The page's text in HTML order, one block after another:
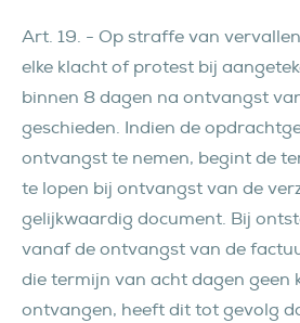
Art. 19. - Op straffe van
elke klacht of protest bij
binnen 8 dagen na ontvangst
geschieden. Indien de
ontvangst te nemen, begint de
te lopen bij ontvangst van de
gelijkwaardig document. Bij
vanaf de ontvangst van de
die termijn van acht dagen geen
ontvangen, heeft dit tot gevolg